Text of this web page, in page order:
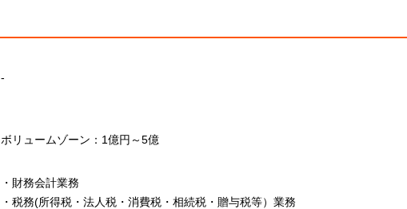
-
ボリュームゾーン：1億円～5億
・財務会計業務
・税務(所得税・法人税・消費税・相続税・贈与税等）業務